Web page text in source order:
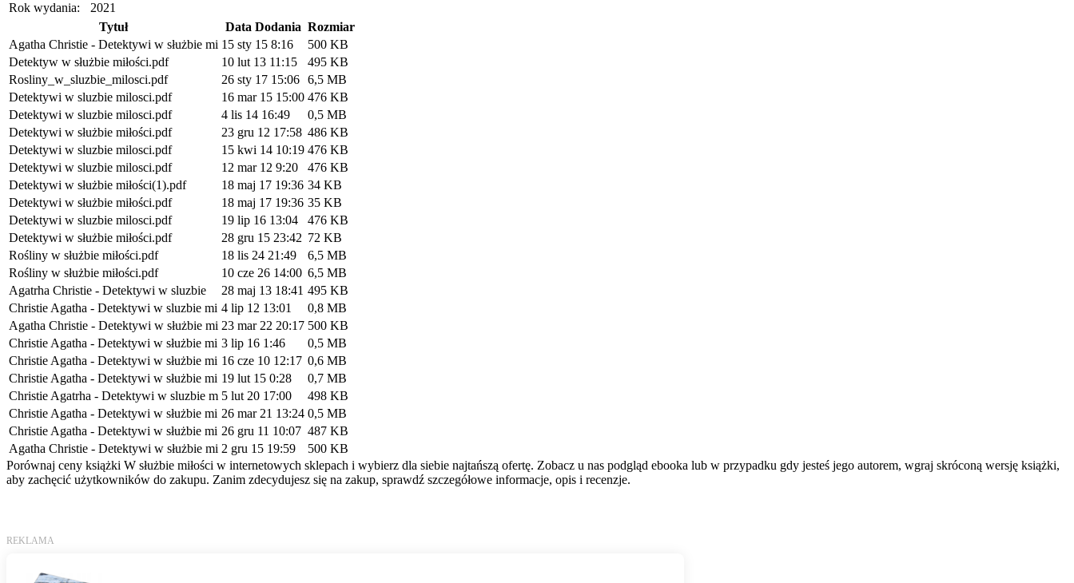
Rok wydania:
2021
Tytuł
Data Dodania Rozmiar
Agatha Christie - Detektywi w służbie mi 15 sty 15 8:16
500 KB
Detektyw w służbie miłości.pdf
10 lut 13 11:15
495 KB
Rosliny_w_sluzbie_milosci.pdf
26 sty 17 15:06 6,5 MB
Detektywi w sluzbie milosci.pdf
16 mar 15 15:00 476 KB
Detektywi w sluzbie milosci.pdf
4 lis 14 16:49
0,5 MB
Detektywi w służbie miłości.pdf
23 gru 12 17:58 486 KB
Detektywi w sluzbie milosci.pdf
15 kwi 14 10:19 476 KB
Detektywi w sluzbie milosci.pdf
12 mar 12 9:20
476 KB
Detektywi w służbie miłości(1).pdf
18 maj 17 19:36 34 KB
Detektywi w służbie miłości.pdf
18 maj 17 19:36 35 KB
Detektywi w sluzbie milosci.pdf
19 lip 16 13:04
476 KB
Detektywi w służbie miłości.pdf
28 gru 15 23:42 72 KB
Rośliny w służbie miłości.pdf
18 lis 24 21:49
6,5 MB
Rośliny w służbie miłości.pdf
10 cze 26 14:00 6,5 MB
Agatrha Christie - Detektywi w sluzbie
28 maj 13 18:41 495 KB
Christie Agatha - Detektywi w sluzbie mi 4 lip 12 13:01
0,8 MB
Agatha Christie - Detektywi w służbie mi 23 mar 22 20:17 500 KB
Christie Agatha - Detektywi w służbie mi 3 lip 16 1:46
0,5 MB
Christie Agatha - Detektywi w służbie mi 16 cze 10 12:17 0,6 MB
Christie Agatha - Detektywi w służbie mi 19 lut 15 0:28
0,7 MB
Christie Agatrha - Detektywi w sluzbie m 5 lut 20 17:00
498 KB
Christie Agatha - Detektywi w służbie mi 26 mar 21 13:24 0,5 MB
Christie Agatha - Detektywi w służbie mi 26 gru 11 10:07 487 KB
Agatha Christie - Detektywi w służbie mi 2 gru 15 19:59
500 KB
Porównaj ceny książki W służbie miłości w internetowych sklepach i wybierz dla siebie najtańszą ofertę. Zobacz u nas podgląd ebooka lub w przypadku gdy jesteś jego autorem, wgraj skróconą wersję książki,
aby zachęcić użytkowników do zakupu. Zanim zdecydujesz się na zakup, sprawdź szczegółowe informacje, opis i recenzje.